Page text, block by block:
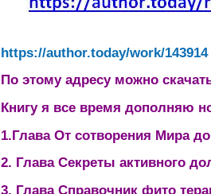
https://author.today/work/143914
По этому адресу можно
Книгу я все время дополняю
1.Глава От сотворения Мира
2. Глава Секреты активного
3. Глава Справочник фито